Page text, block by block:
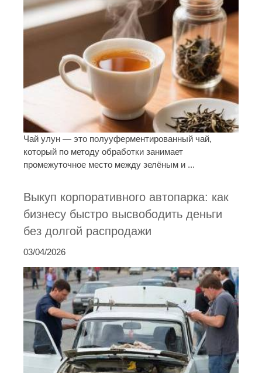
Чай улун — это полууферментированный чай,
который по методу обработки занимает
промежуточное место между зелёным и ...
Выкуп корпоративного автопарка: как
бизнесу быстро высвободить деньги
без долгой распродажи
03/04/2026